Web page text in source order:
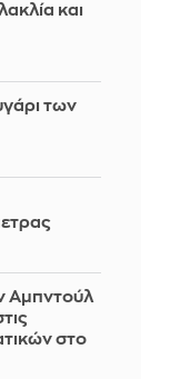
και
των
Αμπντούλ
στο